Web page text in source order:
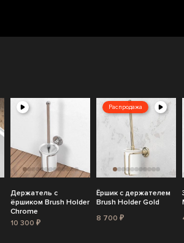
Держатель с
ёршиком Brush Holder
Chrome
10 300 ₽
Распродажа
Ёршик с держателем
Brush Holder Gold
8 700 ₽